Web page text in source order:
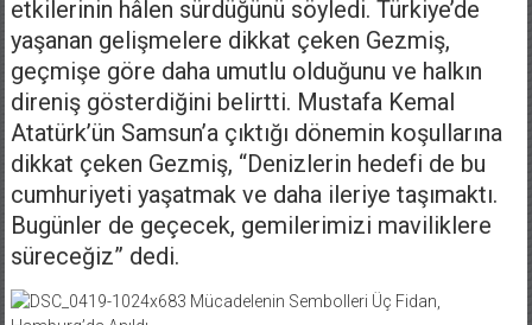
etkilerinin hâlen sürdüğünü söyledi. Türkiye’de
yaşanan gelişmelere dikkat çeken Gezmiş,
geçmişe göre daha umutlu olduğunu ve halkın
direniş gösterdiğini belirtti. Mustafa Kemal
Atatürk’ün Samsun’a çıktığı dönemin koşullarına
dikkat çeken Gezmiş, “Denizlerin hedefi de bu
cumhuriyeti yaşatmak ve daha ileriye taşımaktı.
Bugünler de geçecek, gemilerimizi maviliklere
süreceğiz” dedi.